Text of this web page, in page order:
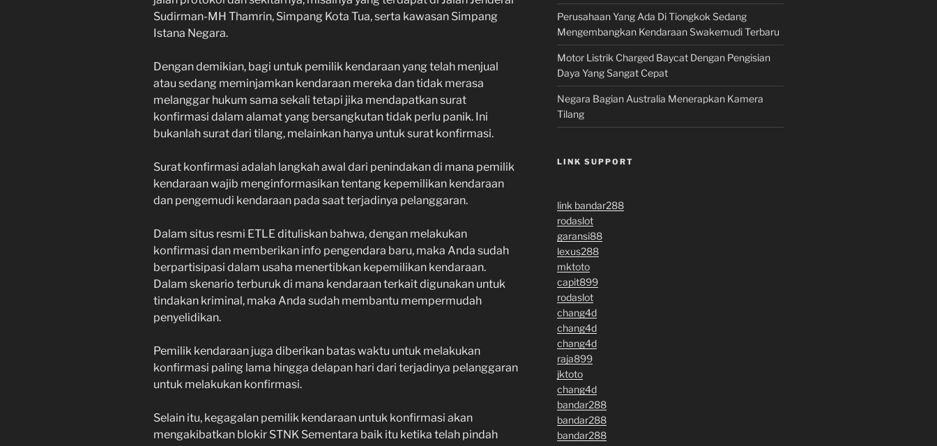
Sudirman-MH Thamrin, Simpang Kota Tua, serta kawasan Simpang
Istana Negara.
Dengan demikian, bagi untuk pemilik kendaraan yang telah menjual
atau sedang meminjamkan kendaraan mereka dan tidak merasa
melanggar hukum sama sekali tetapi jika mendapatkan surat
konfirmasi dalam alamat yang bersangkutan tidak perlu panik. Ini
bukanlah surat dari tilang, melainkan hanya untuk surat konfirmasi.
Surat konfirmasi adalah langkah awal dari penindakan di mana pemilik
kendaraan wajib menginformasikan tentang kepemilikan kendaraan
dan pengemudi kendaraan pada saat terjadinya pelanggaran.
Dalam situs resmi ETLE dituliskan bahwa, dengan melakukan
konfirmasi dan memberikan info pengendara baru, maka Anda sudah
berpartisipasi dalam usaha menertibkan kepemilikan kendaraan.
Dalam skenario terburuk di mana kendaraan terkait digunakan untuk
tindakan kriminal, maka Anda sudah membantu mempermudah
penyelidikan.
Pemilik kendaraan juga diberikan batas waktu untuk melakukan
konfirmasi paling lama hingga delapan hari dari terjadinya pelanggaran
untuk melakukan konfirmasi.
Selain itu, kegagalan pemilik kendaraan untuk konfirmasi akan
mengakibatkan blokir STNK Sementara baik itu ketika telah pindah
Perusahaan Yang Ada Di Tiongkok Sedang
Mengembangkan Kendaraan Swakemudi Terbaru
Motor Listrik Charged Baycat Dengan Pengisian
Daya Yang Sangat Cepat
Negara Bagian Australia Menerapkan Kamera
Tilang
LINK SUPPORT
link bandar288
rodaslot
garansi88
lexus288
mktoto
capit899
rodaslot
chang4d
chang4d
chang4d
raja899
jktoto
chang4d
bandar288
bandar288
bandar288